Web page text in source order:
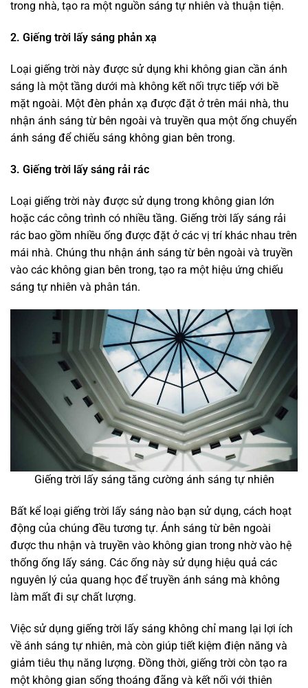
trong nhà, tạo ra một nguồn sáng tự nhiên và thuận tiện.
2. Giếng trời lấy sáng phản xạ
Loại giếng trời này được sử dụng khi không gian cần ánh
sáng là một tầng dưới mà không kết nối trực tiếp với bề
mặt ngoài. Một đèn phản xạ được đặt ở trên mái nhà, thu
nhận ánh sáng từ bên ngoài và truyền qua một ống chuyển
ánh sáng để chiếu sáng không gian bên trong.
3. Giếng trời lấy sáng rải rác
Loại giếng trời này được sử dụng trong không gian lớn
hoặc các công trình có nhiều tầng. Giếng trời lấy sáng rải
rác bao gồm nhiều ống được đặt ở các vị trí khác nhau trên
mái nhà. Chúng thu nhận ánh sáng từ bên ngoài và truyền
vào các không gian bên trong, tạo ra một hiệu ứng chiếu
sáng tự nhiên và phân tán.
Giếng trời lấy sáng tăng cường ánh sáng tự nhiên
Bất kể loại giếng trời lấy sáng nào bạn sử dụng, cách hoạt
động của chúng đều tương tự. Ánh sáng từ bên ngoài
được thu nhận và truyền vào không gian trong nhờ vào hệ
thống ống lấy sáng. Các ống này sử dụng hiệu quả các
nguyên lý của quang học để truyền ánh sáng mà không
làm mất đi sự chất lượng.
Việc sử dụng giếng trời lấy sáng không chỉ mang lại lợi ích
về ánh sáng tự nhiên, mà còn giúp tiết kiệm điện năng và
giảm tiêu thụ năng lượng. Đồng thời, giếng trời còn tạo ra
một không gian sống thoáng đãng và kết nối với thiên